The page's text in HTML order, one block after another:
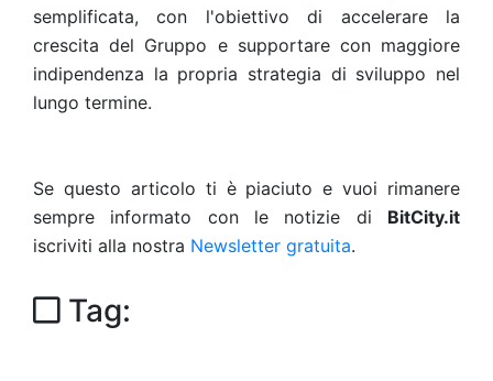
semplificata, con l'obiettivo di accelerare la
crescita del Gruppo e supportare con maggiore
indipendenza la propria strategia di sviluppo nel
lungo termine.
Se questo articolo ti è piaciuto e vuoi rimanere
sempre informato con le notizie di BitCity.it
iscriviti alla nostra Newsletter gratuita.
Tag: